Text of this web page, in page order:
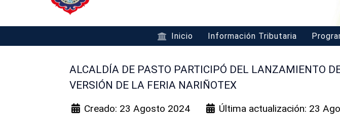
Inicio Información Tributaria
ALCALDÍA DE PASTO PARTICIPÓ DEL LANZAMIENTO
VERSIÓN DE LA FERIA NARIÑOTEX
Creado: 23 Agosto 2024 Última actualización: 23